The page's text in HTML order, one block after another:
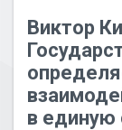
Виктор
в единую